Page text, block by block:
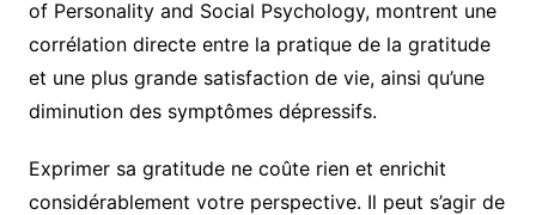
of Personality and Social Psychology, montrent une
corrélation directe entre la pratique de la gratitude
et une plus grande satisfaction de vie, ainsi qu’une
diminution des symptômes dépressifs.
Exprimer sa gratitude ne coûte rien et enrichit
considérablement votre perspective. Il peut s’agir de